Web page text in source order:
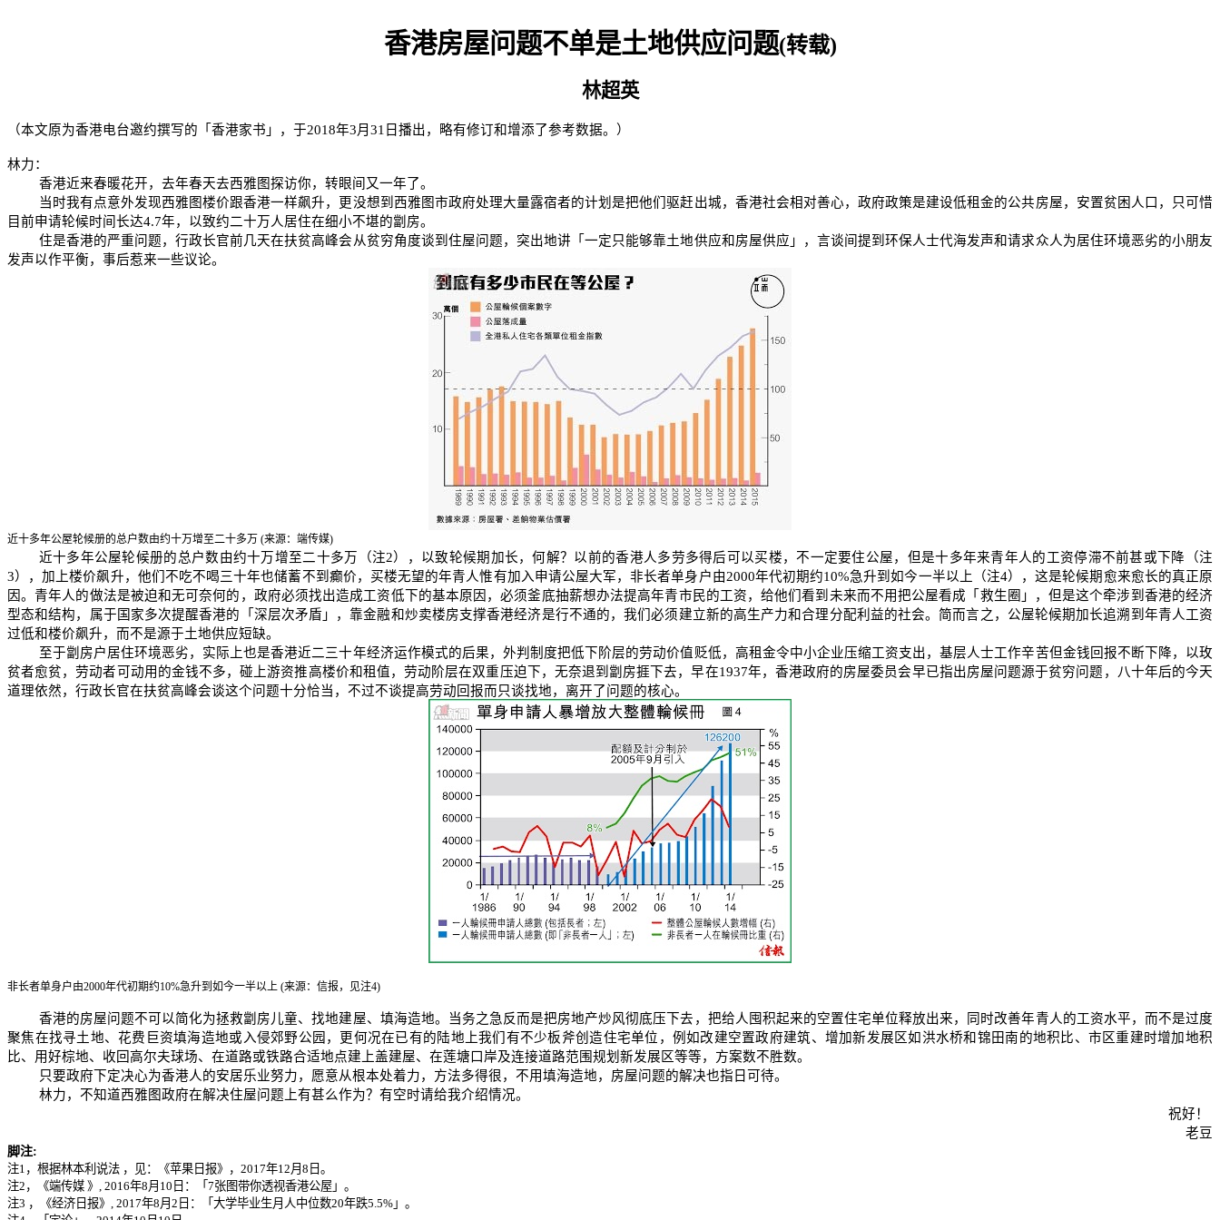
香港房屋问题不单是土地供应问题(转载)
林超英
（本文原为香港电台邀约撰写的「香港家书」，于2018年3月 31 日播出，略有修订和增添了参考数据。）
林力：
香港近来春暖花开，去年春天去西雅图探访你，转眼间又一年了。
当时我有点意外发现西雅图楼价跟香港一样飙升，更没想到西雅图市政府处理大量露宿者的计划是把他们驱赶出城，香港社会相对善心，政府政策是建设低租金的公共房屋，安置贫困人口，只可惜
目前申请轮候时间长达4.7年，以致约二十万人居住在细小不堪的劏房。
住是香港的严重问题，行政长官前几天在扶贫高峰会从贫穷角度谈到住屋问题，突出地讲「一定只能够靠土地供应和房屋供应」，言谈间提到环保人士代海发声和请求众人为居住环境恶劣的小朋友
发声以作平衡，事后惹来一些议论。
近十多年公屋轮候册的总户数由约十万增至二十多万 (来源：端传媒)
近十多年公屋轮候册的总户数由约十万增至二十多万（注2），以致轮候期加长，何解？以前的香港人多劳多得后可以买楼，不一定要住公屋，但是十多年来青年人的工资停滞不前甚或下降（注
3），加上楼价飙升，他们不吃不喝三十年也储蓄不到癫价，买楼无望的年青人惟有加入申请公屋大军，非长者单身户由2000年代初期约10%急升到如今一半以上（注4），这是轮候期愈来愈长的真正原
因。青年人的做法是被迫和无可奈何的，政府必须找出造成工资低下的基本原因，必须釜底抽薪想办法提高年青市民的工资，给他们看到未来而不用把公屋看成「救生圈」，但是这个牵涉到香港的经济
型态和结构，属于国家多次提醒香港的「深层次矛盾」，靠金融和炒卖楼房支撑香港经济是行不通的，我们必须建立新的高生产力和合理分配利益的社会。简而言之，公屋轮候期加长追溯到年青人工资
过低和楼价飙升，而不是源于土地供应短缺。
至于劏房户居住环境恶劣，实际上也是香港近二三十年经济运作模式的后果，外判制度把低下阶层的劳动价值贬低，高租金令中小企业压缩工资支出，基层人士工作辛苦但金钱回报不断下降，以玫
贫者愈贫，劳动者可动用的金钱不多，碰上游资推高楼价和租值，劳动阶层在双重压迫下，无奈退到劏房捱下去，早在1937年，香港政府的房屋委员会早已指出房屋问题源于贫穷问题，八十年后的今天
道理依然，行政长官在扶贫高峰会谈这个问题十分恰当，不过不谈提高劳动回报而只谈找地，离开了问题的核心。
非长者单身户由2000年代初期约10%急升到如今一半以上 (来源：信报，见注4)
香港的房屋问题不可以简化为拯救劏房儿童、找地建屋、填海造地。当务之急反而是把房地产炒风彻底压下去，把给人囤积起来的空置住宅单位释放出来，同时改善年青人的工资水平，而不是过度
聚焦在找寻土地、花费巨资填海造地或入侵郊野公园，更何况在已有的陆地上我们有不少板斧创造住宅单位，例如改建空置政府建筑、增加新发展区如洪水桥和锦田南的地积比、市区重建时增加地积
比、用好棕地、收回高尔夫球场、在道路或铁路合适地点建上盖建屋、在莲塘口岸及连接道路范围规划新发展区等等，方案数不胜数。
只要政府下定决心为香港人的安居乐业努力，愿意从根本处着力，方法多得很，不用填海造地，房屋问题的解决也指日可待。
林力，不知道西雅图政府在解决住屋问题上有甚么作为？有空时请给我介绍情况。
祝好！
老豆
脚注:
注1 ，根据林本利说法 ，见： 《苹果日报》 ， 2017年12月 8 日 。
注2 ， 《端传媒 》 , 2016年8月 10 日：「 7张图带你透视香港公屋」 。
注3 ， 《经济日报》 , 2017年8月 2 日：「大学毕业生月人中位数20年跌5.5% 」 。